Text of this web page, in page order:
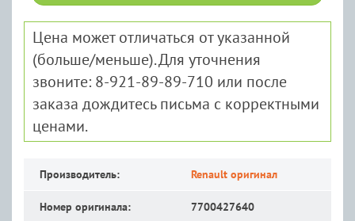
Цена может отличаться от указанной
(больше/меньше). Для уточнения
звоните: 8-921-89-89-710 или после
заказа дождитесь письма с корректными
ценами.
Производитель: Renault оригинал
Номер оригинала: 7700427640